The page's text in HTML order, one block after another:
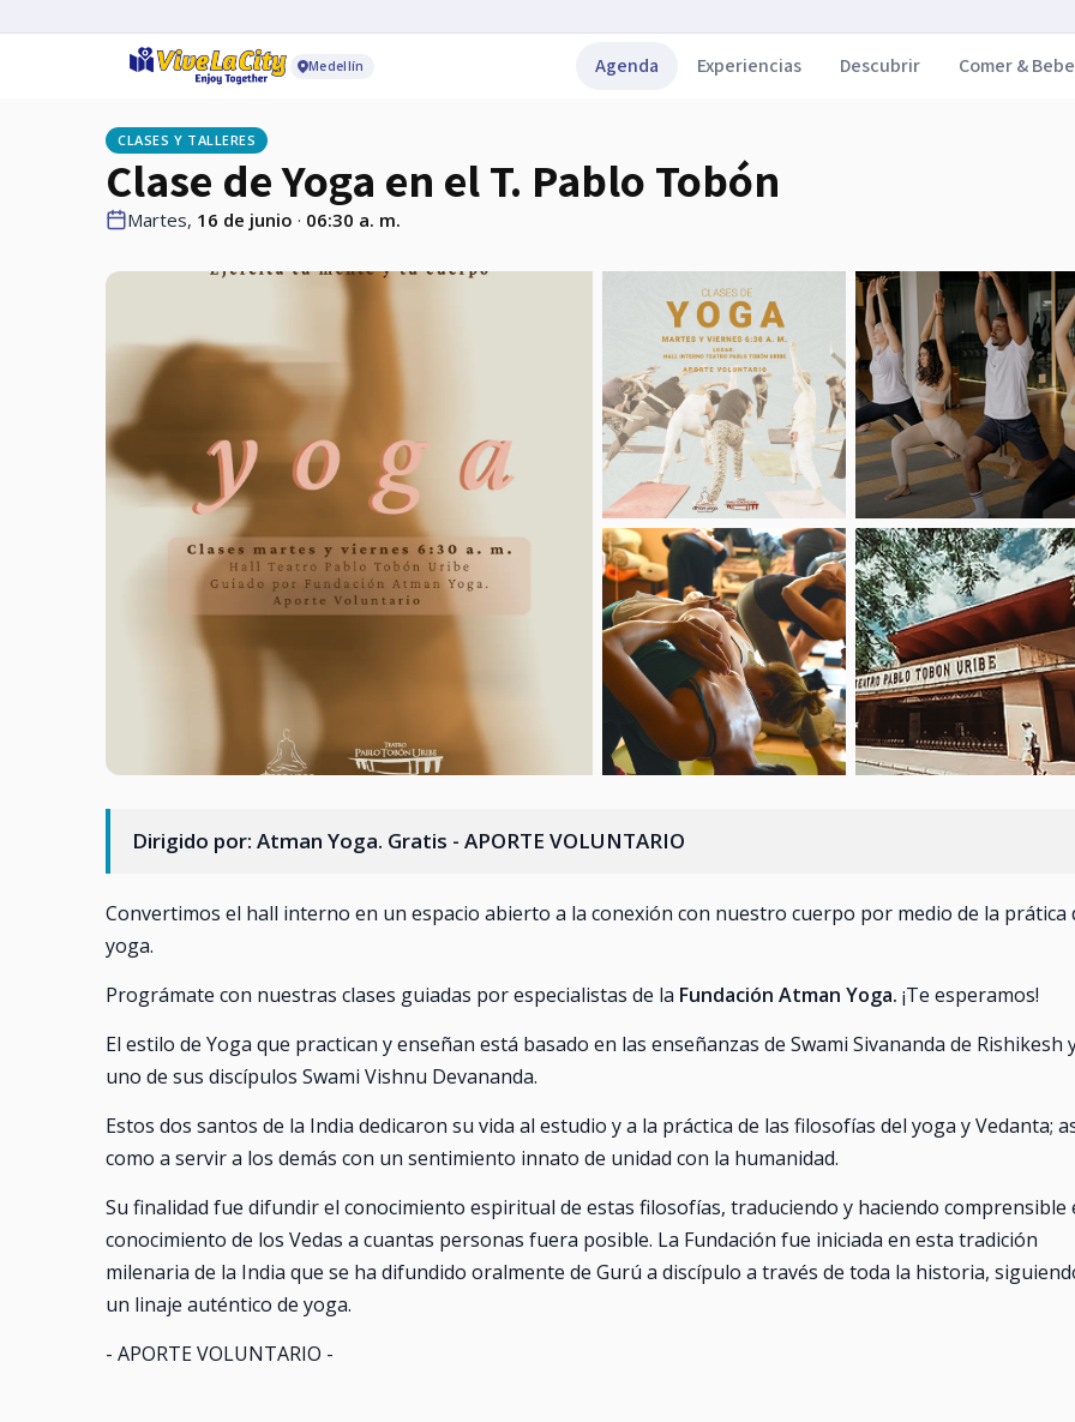
Medellín Agenda Experiencias Descubrir Comer &
CLASES Y TALLERES
Clase de Yoga en el T. Pablo Tobón
Martes, 16 de junio · 06:30 a. m.
Dirigido por: Atman Yoga. Gratis - APORTE VOLUNTARIO
Convertimos el hall interno en un espacio abierto a la conexión con nuestro cuerpo por medio de la prática
yoga.
Prográmate con nuestras clases guiadas por especialistas de la Fundación Atman Yoga. ¡Te esperamos!
El estilo de Yoga que practican y enseñan está basado en las enseñanzas de Swami Sivananda de Rishikesh
uno de sus discípulos Swami Vishnu Devananda.
Estos dos santos de la India dedicaron su vida al estudio y a la práctica de las filosofías del yoga y Vedanta;
como a servir a los demás con un sentimiento innato de unidad con la humanidad.
Su finalidad fue difundir el conocimiento espiritual de estas filosofías, traduciendo y haciendo comprensible
conocimiento de los Vedas a cuantas personas fuera posible. La Fundación fue iniciada en esta tradición
milenaria de la India que se ha difundido oralmente de Gurú a discípulo a través de toda la historia,
un linaje auténtico de yoga.
- APORTE VOLUNTARIO -